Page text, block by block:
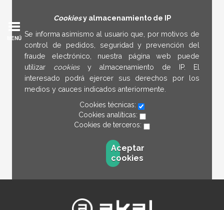
Cookiesy almacenamiento de IP
Se informa asimismo al usuario que, por motivos de
control de pedidos, seguridad y prevención del
fraude electrónico, nuestra página web puede
utilizar cookies y almacenamiento de IP. El
interesado podrá ejercer sus derechos por los
medios y cauces indicados anteriormente.
Cookies técnicas:
Cookies analíticas:
Cookies de terceros:
Aceptar
cookies
MENÚ